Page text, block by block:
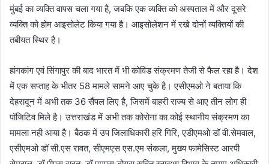
मुंबई का व्यक्ति वापस चला गया है, जबकि एक व्यक्ति को अस्पताल में और दूसरे
व्यक्ति को होम आइसोलेट किया गया है। आइसोलेशन में रखे दोनों व्यक्तियों की
तबीयत स्थिर है।
हांगकांग एवं सिंगापुर की बाद भारत में भी कोविड संक्रमण तेजी से फैल रहा है। देश
में एक सप्ताह के भीतर 58 मामले सामने आए चुके है। एसीएमओ ने बताया कि
देहरादून में अभी तक 36 सैंपल लिए है, जिसमें बाहरी राज्य से आए तीन लोग ही
पॉजिटिव मिले है। उत्तराखंड में अभी तक कोरोना का कोई स्थानीय संक्रमण का
मामला नही आया है। बैठक में उप जिलाधिकारी हरि गिरि, एडीएमओ डॉ वी.सेमवाल,
एसीएमओ डॉ सी.एस रावत, सीएमएस एस.एम संकला, मुख्य फामेसिस्ट आरपी